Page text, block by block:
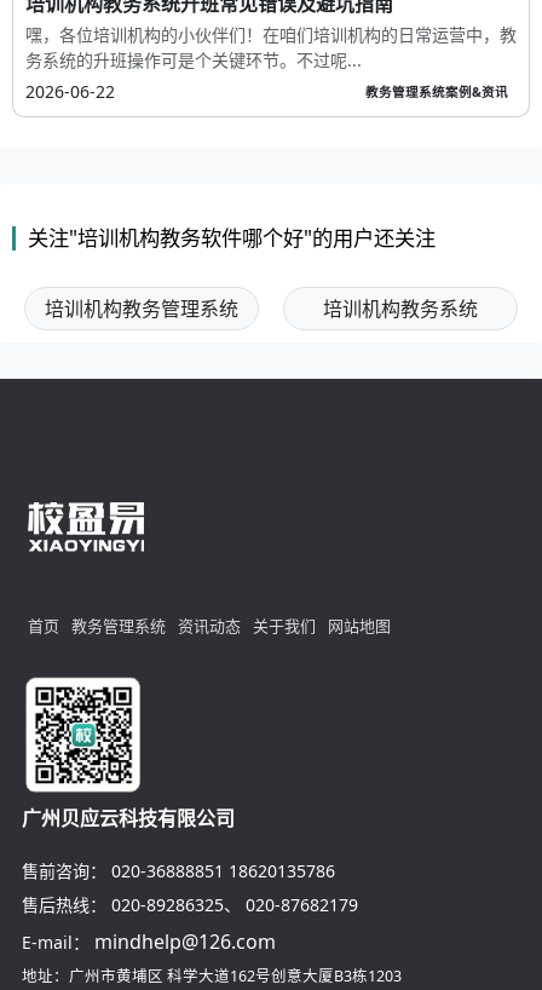
嘿，各位培训机构的小伙伴们！在咱们培训机构的日常运营中，教
务系统的升班操作可是个关键环节。不过呢...
2026-06-22
教务管理系统案例&资讯
关注"培训机构教务软件哪个好"的用户还关注
培训机构教务管理系统 培训机构教务系统
首页 教务管理系统 资讯动态 关于我们 网站地图
广州贝应云科技有限公司
售前咨询： 020-36888851 18620135786
售后热线：
020-89286325、 020-87682179
E-mail：
mindhelp@126.com
地址：广州市黄埔区 科学大道162号创意大厦B3栋1203